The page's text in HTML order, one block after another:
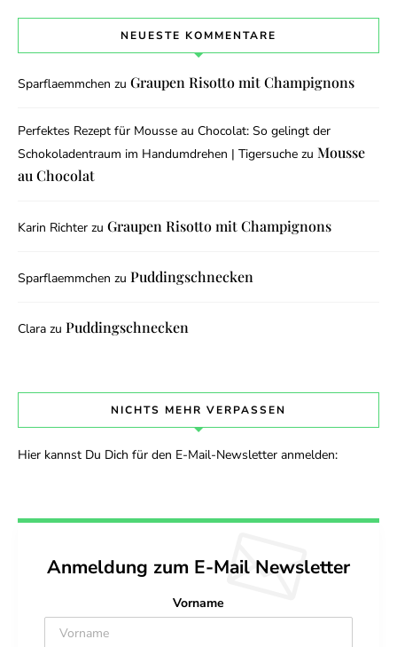
NEUESTE KOMMENTARE
Sparflaemmchen zu Graupen Risotto mit Champignons
Perfektes Rezept für Mousse au Chocolat: So gelingt der
Schokoladentraum im Handumdrehen | Tigersuche zu Mousse
au Chocolat
Karin Richter zu Graupen Risotto mit Champignons
Sparflaemmchen zu Puddingschnecken
Clara zu Puddingschnecken
NICHTS MEHR VERPASSEN
Hier kannst Du Dich für den E-Mail-Newsletter anmelden:
Anmeldung zum E-Mail Newsletter
Vorname